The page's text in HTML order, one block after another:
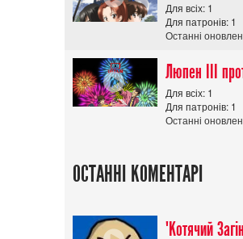
Для всіх: 1
Для патронів: 1
Останні
Для всіх: 1
Для патронів: 1
Останні
ОСТАННІ КОМЕНТАРІ